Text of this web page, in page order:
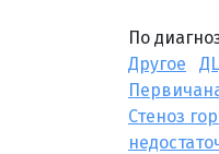
По
Другое
Стеноз